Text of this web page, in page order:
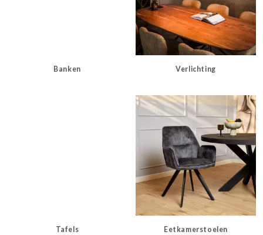
Banken Verlichting
Tafels Eetkamerstoelen